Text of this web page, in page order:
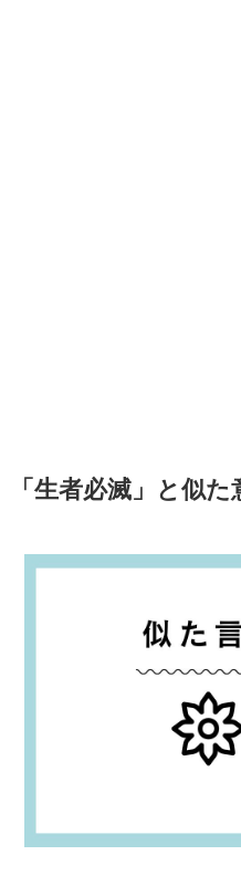
「生者必滅」と似